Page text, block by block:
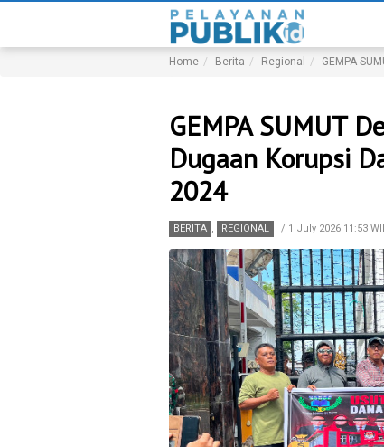
Home Berita Regional GEMPA
GEMPA SUMUT
Dugaan Korupsi
2024
BERITA , REGIONAL / 1 July 2026 11:53